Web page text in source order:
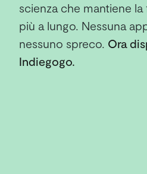
scienza che mantiene
più a lungo. Nessuna
nessuno spreco. Ora
Indiegogo.